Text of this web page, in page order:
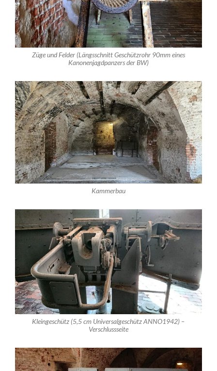
Züge und Felder (Längsschnitt Geschützrohr 90mm eines
Kanonenjagdpanzers der BW)
Kammerbau
Kleingeschütz (5,5 cm Universalgeschütz ANNO1942) –
Verschlussseite